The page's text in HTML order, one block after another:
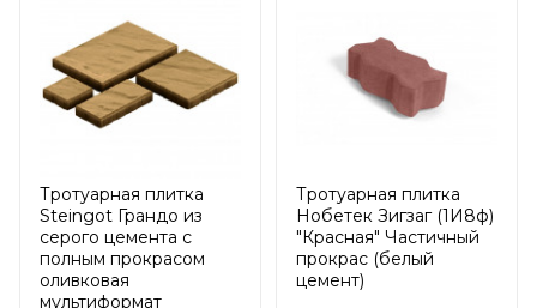
Тротуарная плитка
Steingot Грандо из
серого цемента с
полным прокрасом
оливковая
мультиформат
Тротуарная плитка
Нобетек Зигзаг (1И8ф)
"Красная" Частичный
прокрас (белый
цемент)